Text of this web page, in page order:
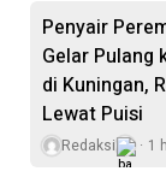
Penyair
Gelar Pulang
di Kuningan,
Lewat Puisi
Redaksi 1